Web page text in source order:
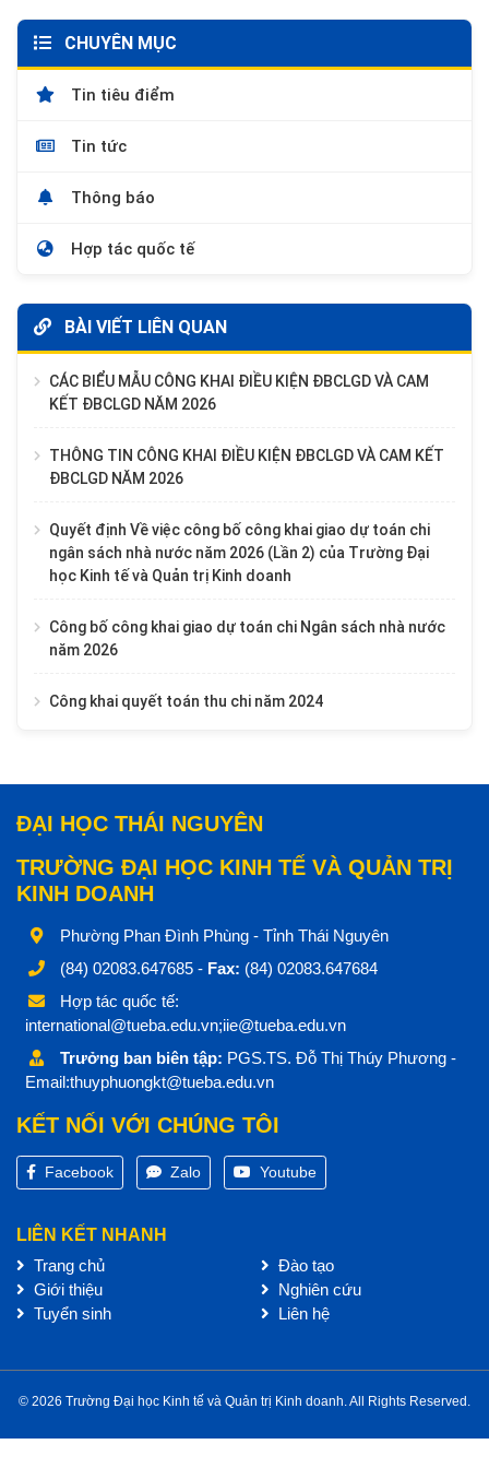
CHUYÊN MỤC
Tin tiêu điểm
Tin tức
Thông báo
Hợp tác quốc tế
BÀI VIẾT LIÊN QUAN
CÁC BIỂU MẪU CÔNG KHAI ĐIỀU KIỆN ĐBCLGD VÀ CAM
KẾT ĐBCLGD NĂM 2026
THÔNG TIN CÔNG KHAI ĐIỀU KIỆN ĐBCLGD VÀ CAM KẾT
ĐBCLGD NĂM 2026
Quyết định Về việc công bố công khai giao dự toán chi
ngân sách nhà nước năm 2026 (Lần 2) của Trường Đại
học Kinh tế và Quản trị Kinh doanh
Công bố công khai giao dự toán chi Ngân sách nhà nước
năm 2026
Công khai quyết toán thu chi năm 2024
ĐẠI HỌC THÁI NGUYÊN
TRƯỜNG ĐẠI HỌC KINH TẾ VÀ QUẢN TRỊ
KINH DOANH
Phường Phan Đình Phùng - Tỉnh Thái Nguyên
(84) 02083.647685 - Fax: (84) 02083.647684
Hợp tác quốc tế:
international@tueba.edu.vn;iie@tueba.edu.vn
Trưởng ban biên tập: PGS.TS. Đỗ Thị Thúy Phương -
Email:thuyphuongkt@tueba.edu.vn
KẾT NỐI VỚI CHÚNG TÔI
Facebook Zalo Youtube
LIÊN KẾT NHANH
Trang chủ
Giới thiệu
Tuyển sinh
Đào tạo
Nghiên cứu
Liên hệ
© 2026 Trường Đại học Kinh tế và Quản trị Kinh doanh. All Rights Reserved.